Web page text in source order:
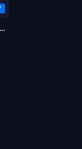
Ferrari: Carrera a la Inmortalidad